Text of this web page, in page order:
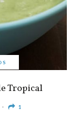
Tropical
1